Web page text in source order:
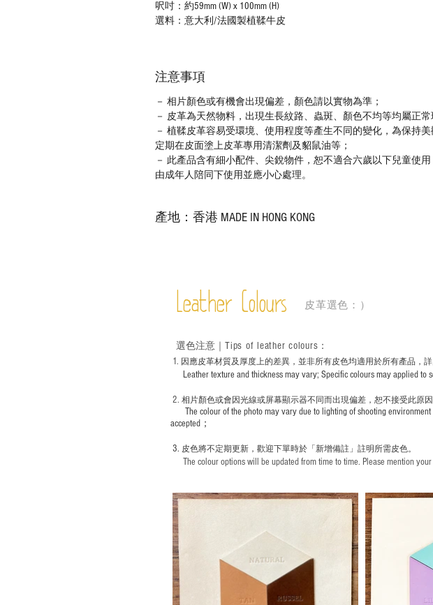
呎吋：約59mm (W) x 100mm (H)
選料：意大利/法國製植鞣牛皮
注意事項
－ 相片顏色或有機會出現偏差，顏色請以實物為準；
－ 皮革為天然物料，出現生長紋路、蟲斑、顏色不均等均屬正常
－ 植鞣皮革容易受環境、使用程度等產生不同的變化，為保持
定期在皮面塗上皮革專用清潔劑及貂鼠油等；
－ 此產品含有細小配件、尖銳物件，恕不適合六歲以下兒童使
由成年人陪同下使用並應小心處理。
產地：香港 MADE IN HONG KONG
Leather Colours 皮革選色：）
1. ​ 因應皮革材質及厚度上的差異，並非所有皮色均適用於所有產品，
Leather texture and thickness may vary; Specific colours may applied to
2. 相片顏色或會因光線或屏幕顯示器不同而出現偏差，恕不接受此原因
The colour of the photo may vary due to lighting of shooting
accepted；
3. 皮色將不定期更新，歡迎下單時於「新增備註」註明 所需皮色。
The colour options will be updated from time to time. Please mention
選色注意｜ Tips of leather colours ：